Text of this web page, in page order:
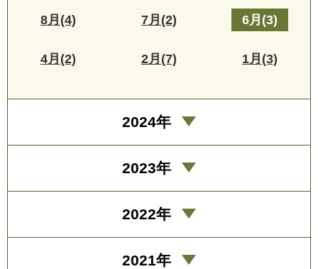
8月(4) 7月(2) 6月(3)
4月(2) 2月(7) 1月(3)
2024年
2023年
2022年
2021年